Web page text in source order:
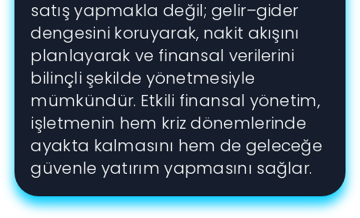
satış yapmakla değil; gelir–gider
dengesini koruyarak, nakit akışını
planlayarak ve finansal verilerini
bilinçli şekilde yönetmesiyle
mümkündür. Etkili finansal yönetim,
işletmenin hem kriz dönemlerinde
ayakta kalmasını hem de geleceğe
güvenle yatırım yapmasını sağlar.